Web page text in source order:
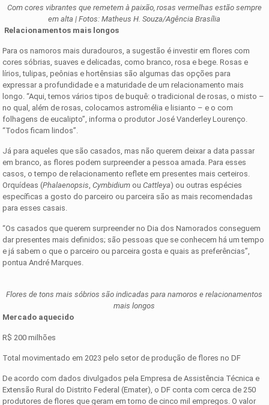
Com cores vibrantes que remetem à paixão, rosas vermelhas estão sempre
em alta | Fotos: Matheus H. Souza/Agência Brasília
Relacionamentos mais longos
Para os namoros mais duradouros, a sugestão é investir em flores com
cores sóbrias, suaves e delicadas, como branco, rosa e bege. Rosas e
lírios, tulipas, peônias e hortênsias são algumas das opções para
expressar a profundidade e a maturidade de um relacionamento mais
longo. “Aqui, temos vários tipos de buquê: o tradicional de rosas, o misto –
no qual, além de rosas, colocamos astromélia e lisianto – e o com
folhagens de eucalipto”, informa o produtor José Vanderley Lourenço.
“Todos ficam lindos”.
Já para aqueles que são casados, mas não querem deixar a data passar
em branco, as flores podem surpreender a pessoa amada. Para esses
casos, o tempo de relacionamento reflete em presentes mais certeiros.
Orquídeas (Phalaenopsis ,Cymbidium ouCattleya) ou outras espécies
específicas a gosto do parceiro ou parceira são as mais recomendadas
para esses casais.
“Os casados que querem surpreender no Dia dos Namorados conseguem
dar presentes mais definidos; são pessoas que se conhecem há um tempo
e já sabem o que o parceiro ou parceira gosta e quais as preferências”,
pontua André Marques.
Flores de tons mais sóbrios são indicadas para namoros e relacionamentos
mais longos
Mercado aquecido
R$ 200 milhões
Total movimentado em 2023 pelo setor de produção de flores no DF
De acordo com dados divulgados pela Empresa de Assistência Técnica e
Extensão Rural do Distrito Federal (Emater), o DF conta com cerca de 250
produtores de flores que geram em torno de cinco mil empregos. O valor